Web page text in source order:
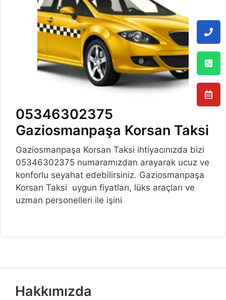
05346302375
Gaziosmanpaşa Korsan Taksi
Gaziosmanpaşa Korsan Taksi ihtiyacınızda bizi
05346302375 numaramızdan arayarak ucuz ve
konforlu seyahat edebilirsiniz. Gaziosmanpaşa
Korsan Taksi uygun fiyatları, lüks araçları ve
uzman personelleri ile işini
Hakkımızda